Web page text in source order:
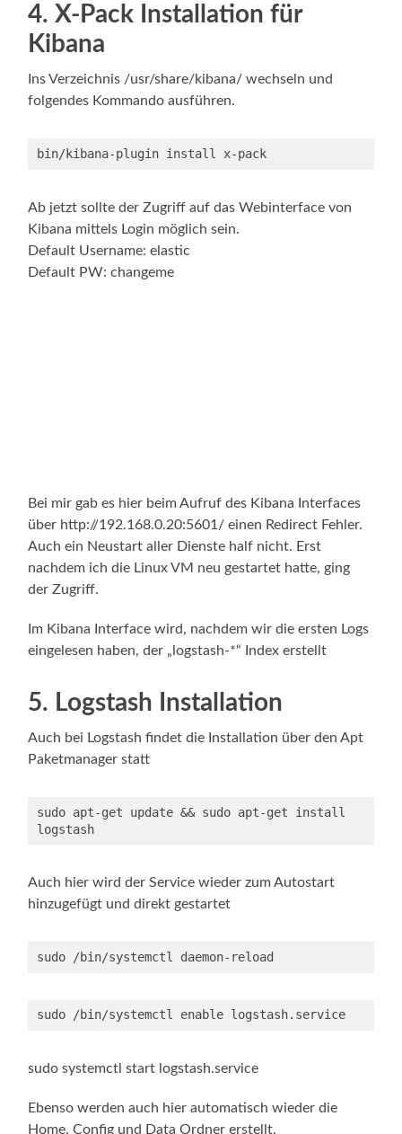
4. X-Pack Installation für
Kibana
Ins Verzeichnis /usr/share/kibana/ wechseln und
folgendes Kommando ausführen.
bin/kibana-plugin install x-pack
Ab jetzt sollte der Zugriff auf das Webinterface von
Kibana mittels Login möglich sein.
Default Username: elastic
Default PW: changeme
Bei mir gab es hier beim Aufruf des Kibana Interfaces
über http://192.168.0.20:5601/ einen Redirect Fehler.
Auch ein Neustart aller Dienste half nicht. Erst
nachdem ich die Linux VM neu gestartet hatte, ging
der Zugriff.
Im Kibana Interface wird, nachdem wir die ersten Logs
eingelesen haben, der „logstash-*“ Index erstellt
5. Logstash Installation
Auch bei Logstash findet die Installation über den Apt
Paketmanager statt
sudo apt-get update && sudo apt-get install
logstash
Auch hier wird der Service wieder zum Autostart
hinzugefügt und direkt gestartet
sudo /bin/systemctl daemon-reload
sudo /bin/systemctl enable logstash.service
sudo systemctl start logstash.service
Ebenso werden auch hier automatisch wieder die
Home, Config und Data Ordner erstellt.